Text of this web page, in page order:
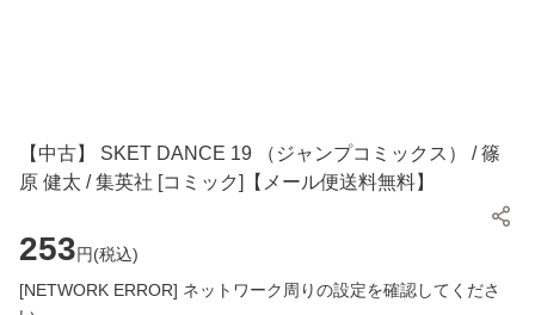
【中古】 SKET DANCE 19 （ジャンプコミックス） / 篠
原 健太 / 集英社 [コミック]【メール便送料無料】
253円(税込)
[NETWORK ERROR] ネットワーク周りの設定を確認してくださ